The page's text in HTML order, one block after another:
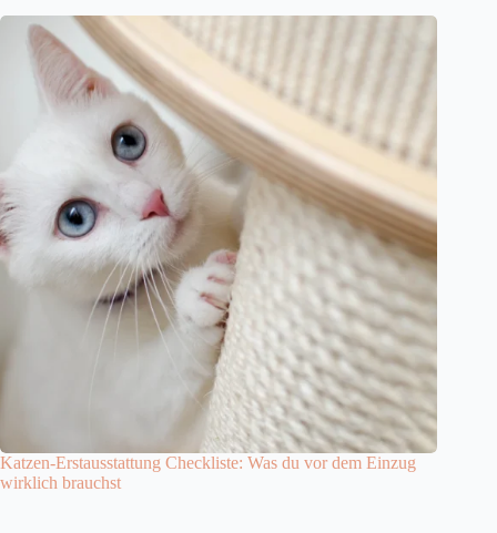
Katzen-Erstausstattung Checkliste: Was du vor dem Einzug
wirklich brauchst